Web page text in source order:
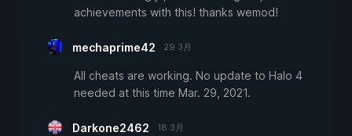
achievements with this! thanks wemod!
mechaprime42 29 3月
All cheats are working. No update to Halo 4
needed at this time Mar. 29, 2021.
Darkone2462 18 3月